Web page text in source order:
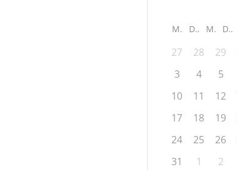
M D M D
27 28 29
3
4 5
10
11 12
17
18 19
24
25 26
31
1 2